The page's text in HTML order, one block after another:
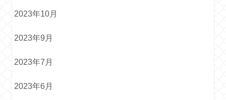
2023年10月
2023年9月
2023年7月
2023年6月